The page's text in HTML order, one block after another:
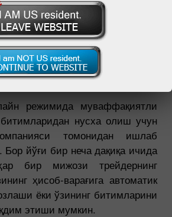
в деталях
Регистрация
БУ НИМА?
режимида муваффақиятли
битимларидан нусха олиш учун
томонидан ишлаб
Бор йўғи бир неча дақиқа ичида
бир мижози трейдернинг
ҳисоб-варағига автоматик
ёки ўзининг битимларини
этиши мумкин.